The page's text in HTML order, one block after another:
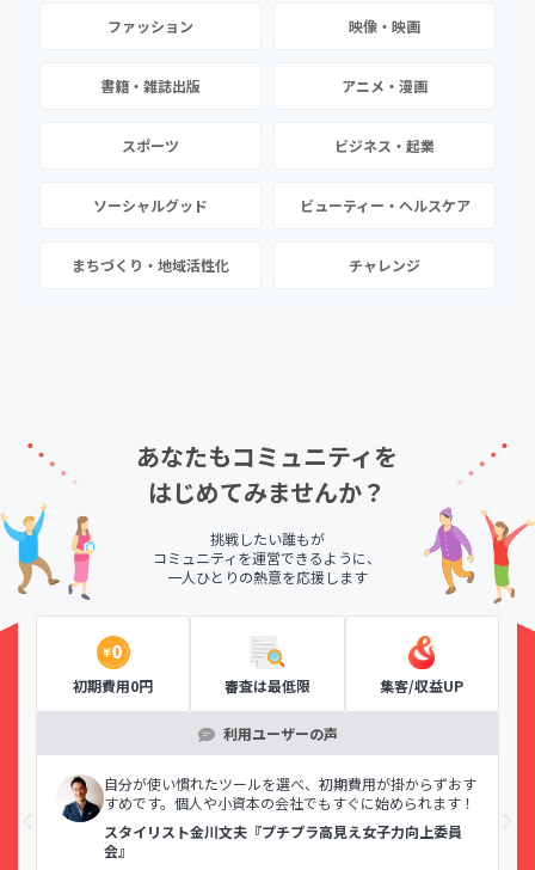
ファッション 映像・映画
書籍・雑誌出版 アニメ・漫画
スポーツ ビジネス・起業
ソーシャルグッド ビューティー・ヘルスケア
まちづくり・地域活性化 チャレンジ
あなたもコミュニティを
はじめてみませんか？
挑戦したい誰もが
コミュニティを運営できるように、
一人ひとりの熱意を応援します
初期費用0円 審査は最低限 集客/収益UP
利用ユーザーの声
自分が使い慣れたツールを選べ、初期費用が掛からずおす
すめです。個人や小資本の会社でもすぐに始められます！
スタイリスト金川文夫『プチプラ高見え女子力向上委員
会』